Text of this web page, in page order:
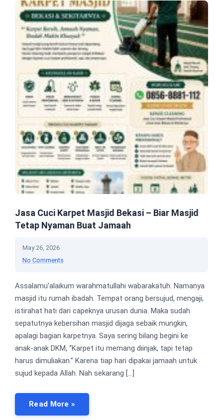
Jasa Cuci Karpet Masjid Bekasi – Biar Masjid
Tetap Nyaman Buat Jamaah
May 26, 2026
No Comments
Assalamu’alaikum warahmatullahi wabarakatuh. Namanya
masjid itu rumah ibadah. Tempat orang bersujud, mengaji,
istirahat hati dari capeknya urusan dunia. Maka sudah
sepatutnya kebersihan masjid dijaga sebaik mungkin,
apalagi bagian karpetnya. Saya sering bilang begini ke
anak-anak DKM, “Karpet itu memang diinjak, tapi tetap
harus dimuliakan.” Karena tiap hari dipakai jamaah untuk
sujud kepada Allah. Nah sekarang […]
Read More »